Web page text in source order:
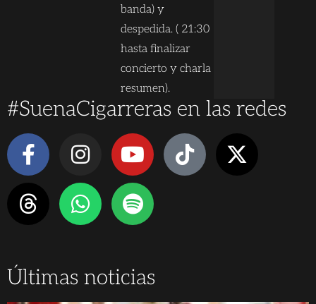
banda) y
despedida. ( 21:30
hasta finalizar
concierto y charla
resumen).
#SuenaCigarreras en las redes
Últimas noticias